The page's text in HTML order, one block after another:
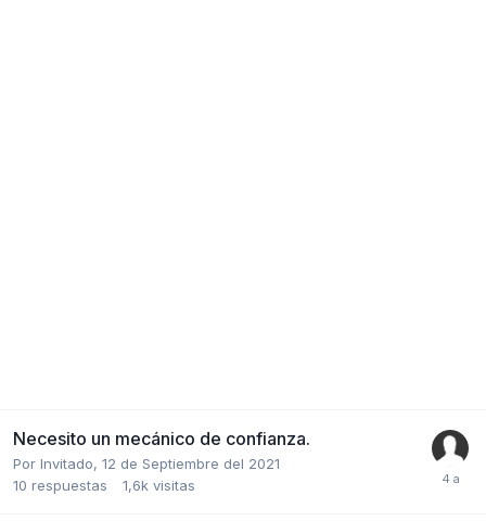
Necesito un mecánico de confianza.
Por Invitado, 12 de Septiembre del 2021
10 respuestas 1,6k visitas